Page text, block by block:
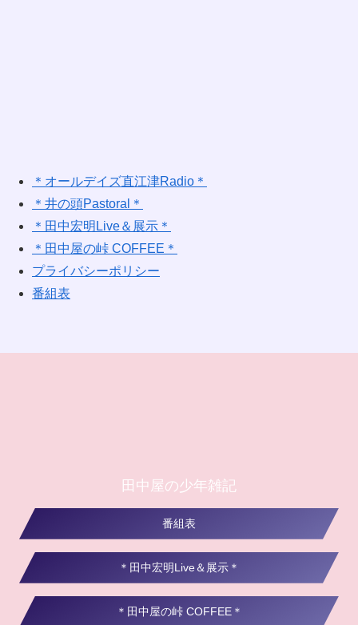
＊オールデイズ直江津Radio＊
＊井の頭Pastoral＊
＊田中宏明Live＆展示＊
＊田中屋の峠 COFFEE＊
プライバシーポリシー
番組表
田中屋の少年雑記
番組表
＊田中宏明Live＆展示＊
＊田中屋の峠 COFFEE＊